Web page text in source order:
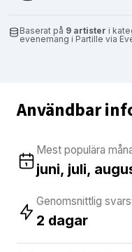
Baserat på 9 artister i
evenemang i Partille via
Användbar
Mest populära
juni, juli,
Genomsnittlig
2 dagar